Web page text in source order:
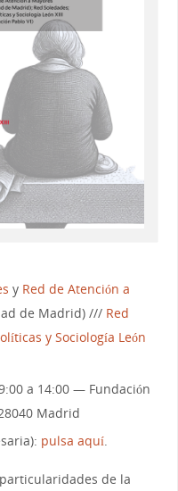
y Red de Atención a
de Madrid) /// Red
y Sociología León
a 14:00 — Fundación
Madrid
pulsa aquí
de la